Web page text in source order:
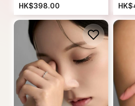
HK$398.00